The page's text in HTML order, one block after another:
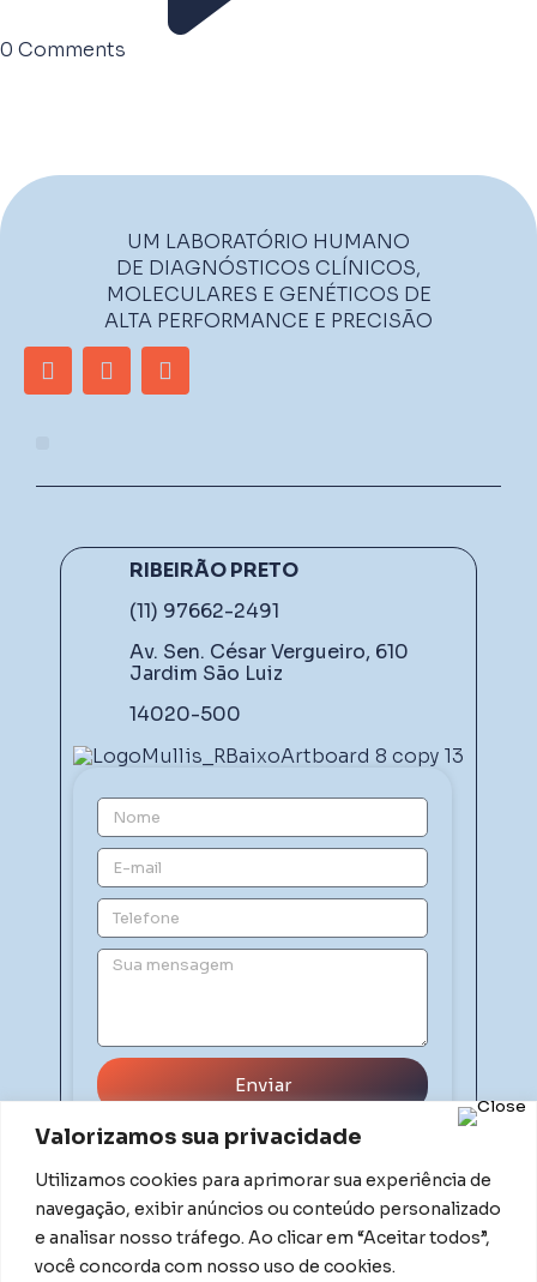
Valorizamos sua privacidade
Utilizamos cookies para aprimorar sua experiência de
navegação, exibir anúncios ou conteúdo personalizado
e analisar nosso tráfego. Ao clicar em “Aceitar todos”,
você concorda com nosso uso de cookies.
0 Comments
UM LABORATÓRIO HUMANO
DE DIAGNÓSTICOS CLÍNICOS,
MOLECULARES E GENÉTICOS DE
ALTA PERFORMANCE E PRECISÃO
RIBEIRÃO PRETO
(11) 97662-2491
Av. Sen. César Vergueiro, 610
Jardim São Luiz
14020-500
Enviar